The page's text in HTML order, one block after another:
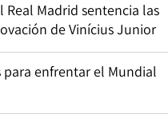
Real Madrid sentencia las
de Vinícius Junior
para enfrentar el Mundial